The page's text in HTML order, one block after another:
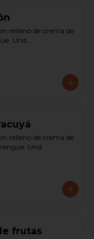
relleno de crema de
Und.
relleno de crema de
Und.
frutas